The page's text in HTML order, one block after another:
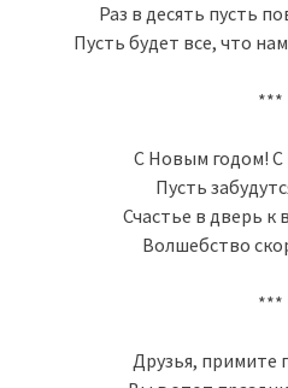
Раз в десять пусть
Пусть будет все, что
***
С Новым годом!
Пусть
Счастье в дверь к
Волшебство
***
Друзья, примите